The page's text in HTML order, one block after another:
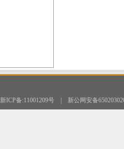
新ICP备:11001209号 新公网安备